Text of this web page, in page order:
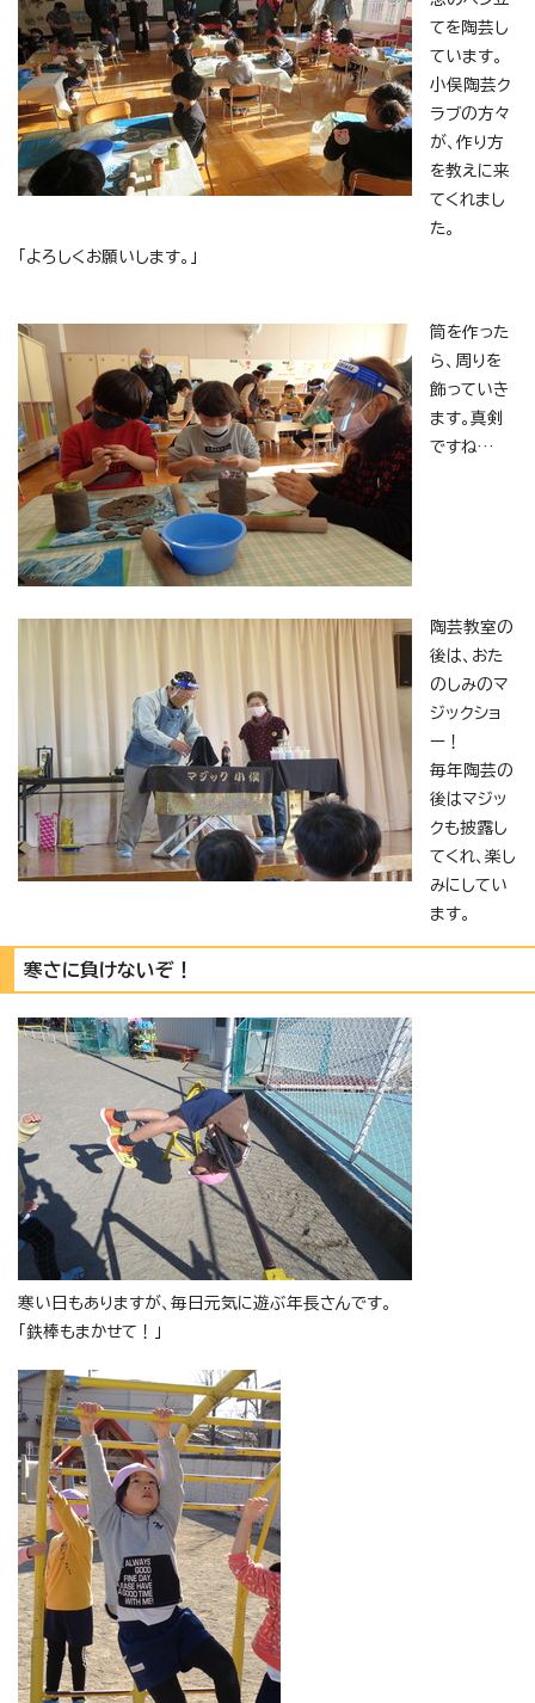
てを陶芸し
ています。
小俣陶芸ク
ラブの方々
が、作り方
を教えに来
てくれまし
た。
「よろしくお願いします。」
筒を作った
ら、周りを
飾っていき
ます。真剣
ですね…
陶芸教室の
後は、おた
のしみのマ
ジックショ
ー！
毎年陶芸の
後はマジッ
クも披露し
てくれ、楽し
みにしてい
ます。
寒さに負けないぞ！
寒い日もありますが、毎日元気に遊ぶ年長さんです。
「鉄棒もまかせて！」